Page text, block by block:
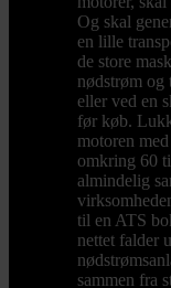
Og skal
en lille
de store
nødstrøm og
eller ved en
før køb.
motoren
omkring 60
almindelig
til en ATS
nettet falder
sammen fra